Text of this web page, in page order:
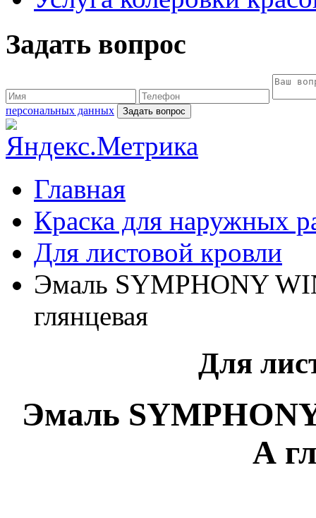
Задать вопрос
персональных данных
Главная
Краска для наружных
Для листовой кровли
Эмаль SYMPHONY
глянцевая
Для
Эмаль
А